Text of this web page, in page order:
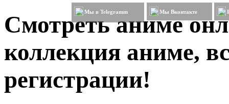
Смотреть аниме
коллекция аниме,
регистрации!
Мы в Telegramm Мы Вконтакте